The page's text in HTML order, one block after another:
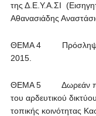
της Δ.Ε.Υ.Α.ΣΙ
Αθανασιάδης
ΘΕΜΑ 4 Πρόσληψη
2015.
ΘΕΜΑ 5 Δωρεάν
του αρδευτικού
τοπικής κοινότητας